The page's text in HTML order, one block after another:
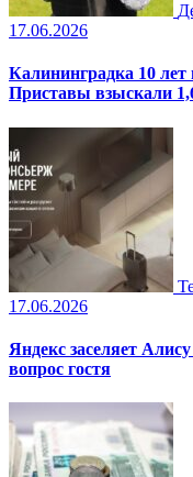
17.06.2026
Калининградка 10 лет
Приставы взыскали
17.06.2026
Яндекс заселяет
вопрос гостя